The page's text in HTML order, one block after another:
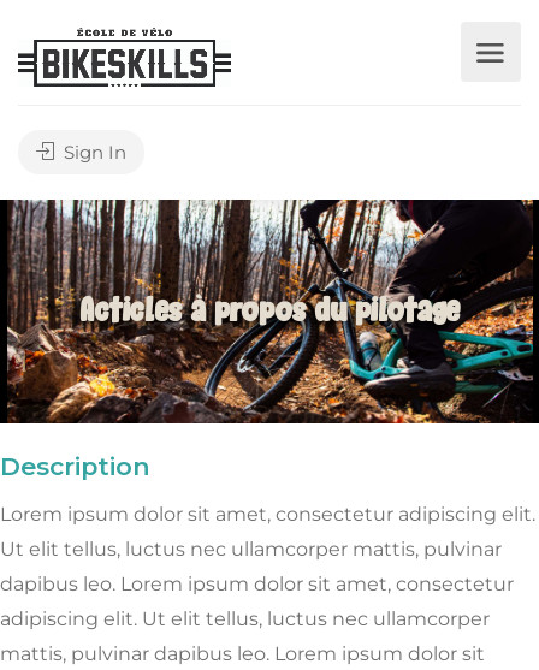
Sign In
Acticles à propos du pilotage
Description
Lorem ipsum dolor sit amet, consectetur adipiscing elit.
Ut elit tellus, luctus nec ullamcorper mattis, pulvinar
dapibus leo. Lorem ipsum dolor sit amet, consectetur
adipiscing elit. Ut elit tellus, luctus nec ullamcorper
mattis, pulvinar dapibus leo. Lorem ipsum dolor sit